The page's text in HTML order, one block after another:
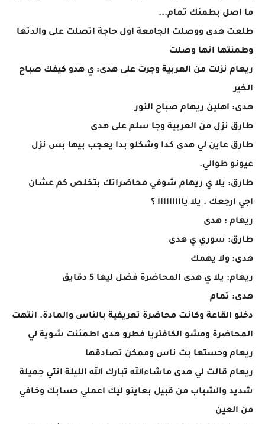
ما اصل بطمنك تمام...
طلعت هدى ووصلت الجامعة اول حاجة اتصلت على والدتها
وطمنتها انها وصلت
ريهام نزلت من العربية وجرت على هدى: ي هدو كيفك صباح
الخير
هدى: اهلين ريهام صباح النور
طارق نزل من العربية وجا سلم على هدى
طارق عاين لي هدى كدا وشكلو بدا يعجب بيها بس نزل
عيونو طوالي.
طارق: يلا ي ريهام شوفي محاضراتك بتخلص كم عشان
اجي ارجعك . يلا يااااااااا ؟
ريهام : هدى
طارق: سوري ي هدى
هدى: ولا يهمك
ريهام: يلا ي هدى المحاضرة فضل ليها 5 دقايق
هدى: تمام
دخلو القاعة وكانت محاضرة تعريفية بالناس والمادة. انتهت
المحاضرة ومشو الكافتريا فطرو هدى اطمئنت شوية لي
ريهام وحستها بت ناس وممكن تصادقها
ريهام قالت لي هدى ماشاءالله تبارك الله الليلة انتي جميلة
شديد والشباب من قبيل بعاينو ليك اعملي حسابك وخافي
من العين